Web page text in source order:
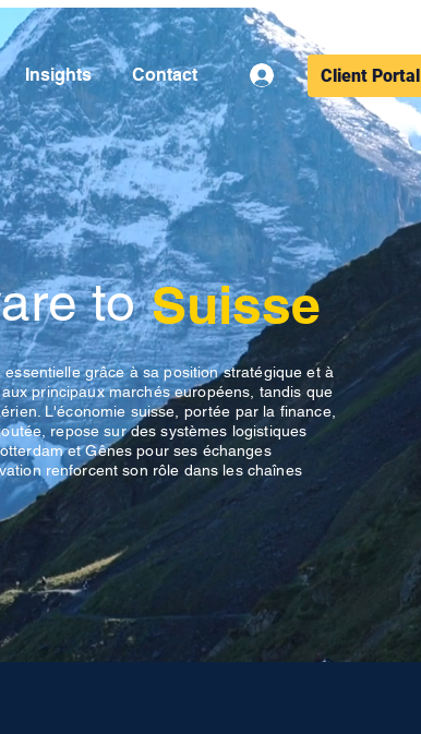
Insights Contact Client Portal
Suisse
to
grâce à sa position stratégique et à
principaux marchés européens, tandis que
L'économie suisse, portée par la finance,
repose sur des systèmes logistiques
et Gênes pour ses échanges
renforcent son rôle dans les chaînes